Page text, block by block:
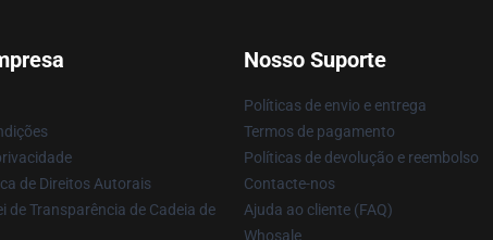
de Direitos Autorais
de Transparência de Cadeia de
Nosso Suporte
Políticas de envio e entrega
Termos de pagamento
Políticas de devolução e reembolso
Contacte-nos
Ajuda ao cliente (FAQ)
Whosale